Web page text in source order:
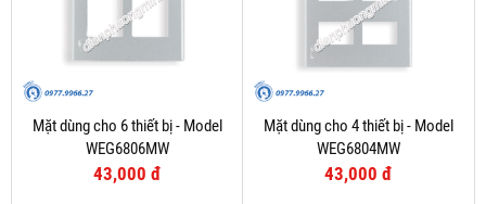
Mặt dùng cho 6 thiết bị - Model
WEG6806MW
43,000 đ
Mặt dùng cho 4 thiết bị - Model
WEG6804MW
43,000 đ